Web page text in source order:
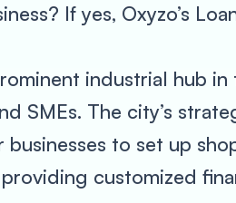
If yes, Oxyzo’s
industrial hub
SMEs. The city’s
to set up
customized